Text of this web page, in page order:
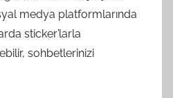
medya platformlarında
sticker’larla
sohbetlerinizi